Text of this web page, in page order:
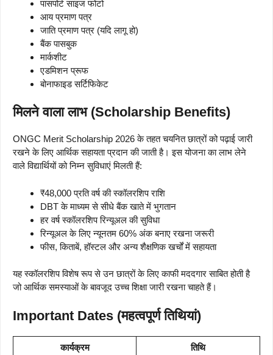
पासपोर्ट साइज फोटो
आय प्रमाण पत्र
जाति प्रमाण पत्र (यदि लागू हो)
बैंक पासबुक
मार्कशीट
एडमिशन प्रूफ
बोनाफाइड सर्टिफिकेट
मिलने वाला लाभ (Scholarship Benefits)
ONGC Merit Scholarship 2026 के तहत चयनित छात्रों को पढ़ाई जारी
रखने के लिए आर्थिक सहायता प्रदान की जाती है। इस योजना का लाभ लेने
वाले विद्यार्थियों को निम्न सुविधाएं मिलती हैं:
₹48,000 प्रति वर्ष की स्कॉलरशिप राशि
DBT के माध्यम से सीधे बैंक खाते में भुगतान
हर वर्ष स्कॉलरशिप रिन्यूअल की सुविधा
रिन्यूअल के लिए न्यूनतम 60% अंक बनाए रखना जरूरी
फीस, किताबें, हॉस्टल और अन्य शैक्षणिक खर्चों में सहायता
यह स्कॉलरशिप विशेष रूप से उन छात्रों के लिए काफी मददगार साबित होती है
जो आर्थिक समस्याओं के बावजूद उच्च शिक्षा जारी रखना चाहते हैं।
Important Dates (महत्वपूर्ण तिथियां)
कार्यक्रम तिथि